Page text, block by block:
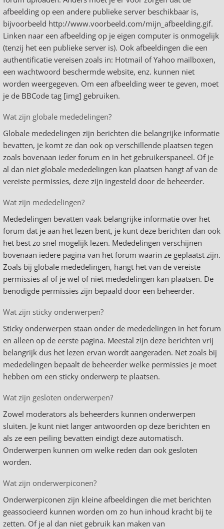
afbeelding op een andere publieke server beschikbaar is,
bijvoorbeeld http://www.voorbeeld.com/mijn_afbeelding.gif.
Linken naar een afbeelding op je eigen computer is onmogelijk
(tenzij het een publieke server is). Ook afbeeldingen die een
authentificatie vereisen zoals in: Hotmail of Yahoo mailboxen,
een wachtwoord beschermde website, enz. kunnen niet
worden weergegeven. Om een afbeelding weer te geven, moet
je de BBCode tag [img] gebruiken.
Wat zijn globale mededelingen?
Globale mededelingen zijn berichten die belangrijke informatie
bevatten, je komt ze dan ook op verschillende plaatsen tegen
zoals bovenaan ieder forum en in het gebruikerspaneel. Of je
al dan niet globale mededelingen kan plaatsen hangt af van de
vereiste permissies, deze zijn ingesteld door de beheerder.
Wat zijn mededelingen?
Mededelingen bevatten vaak belangrijke informatie over het
forum dat je aan het lezen bent, je kunt deze berichten dan ook
het best zo snel mogelijk lezen. Mededelingen verschijnen
bovenaan iedere pagina van het forum waarin ze geplaatst zijn.
Zoals bij globale mededelingen, hangt het van de vereiste
permissies af of je wel of niet mededelingen kan plaatsen. De
benodigde permissies zijn bepaald door een beheerder.
Wat zijn sticky onderwerpen?
Sticky onderwerpen staan onder de mededelingen in het forum
en alleen op de eerste pagina. Meestal zijn deze berichten vrij
belangrijk dus het lezen ervan wordt aangeraden. Net zoals bij
mededelingen bepaalt de beheerder welke permissies je moet
hebben om een sticky onderwerp te plaatsen.
Wat zijn gesloten onderwerpen?
Zowel moderators als beheerders kunnen onderwerpen
sluiten. Je kunt niet langer antwoorden op deze berichten en
als ze een peiling bevatten eindigt deze automatisch.
Onderwerpen kunnen om welke reden dan ook gesloten
worden.
Wat zijn onderwerpiconen?
Onderwerpiconen zijn kleine afbeeldingen die met berichten
geassocieerd kunnen worden om zo hun inhoud kracht bij te
zetten. Of je al dan niet gebruik kan maken van